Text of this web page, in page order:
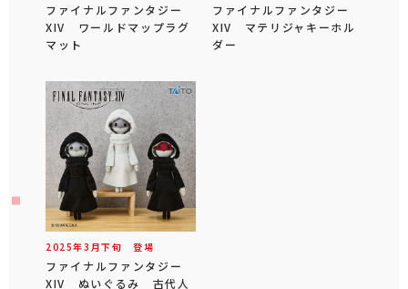
ファイナルファンタジー
XIV ワールドマップラグ
マット
ファイナルファンタジー
XIV マテリジャキーホル
ダー
2025年3 月下旬 登場
ファイナルファンタジー
XIV ぬいぐるみ 古代人